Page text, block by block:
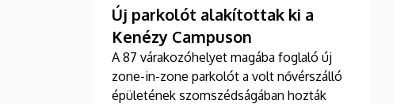
Új parkolót alakítottak ki a
Kenézy Campuson
A 87 várakozóhelyet magába foglaló új
zone-in-zone parkolót a volt nővérszálló
épületének szomszédságában hozták